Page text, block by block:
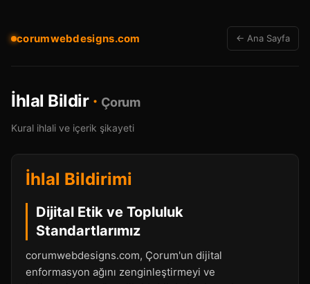
corumwebdesigns.com ← Ana Sayfa
İhlal Bildir · Çorum
Kural ihlali ve içerik şikayeti
İhlal Bildirimi
Dijital Etik ve Topluluk
Standartlarımız
corumwebdesigns.com, Çorum'un dijital
enformasyon ağını zenginleştirmeyi ve